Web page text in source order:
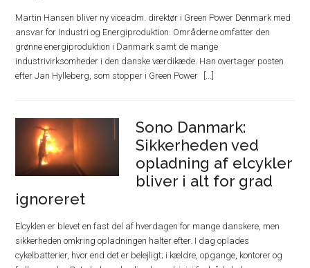
Martin Hansen bliver ny viceadm. direktør i Green Power Denmark med
ansvar for Industri og Energiproduktion. Områderne omfatter den
grønne energiproduktion i Danmark samt de mange
industrivirksomheder i den danske værdikæde. Han overtager posten
efter Jan Hylleberg, som stopper i Green Power
Sono Danmark:
Sikkerheden ved
opladning af elcykler
bliver i alt for grad
ignoreret
Elcyklen er blevet en fast del af hverdagen for mange danskere, men
sikkerheden omkring opladningen halter efter. I dag oplades
cykelbatterier, hvor end det er belejligt; i kældre, opgange, kontorer og